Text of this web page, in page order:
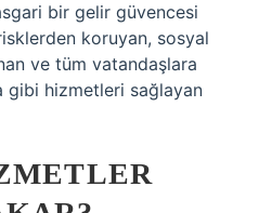
bir gelir güvencesi
koruyan, sosyal
ve tüm vatandaşlara
gibi hizmetleri sağlayan